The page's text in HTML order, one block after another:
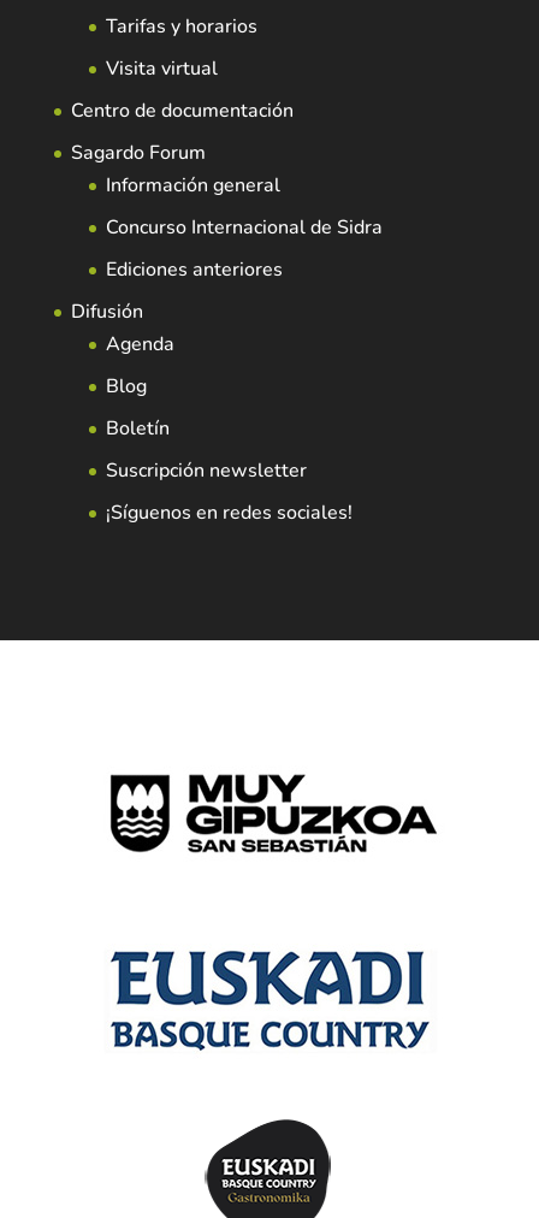
Tarifas y horarios
Visita virtual
Centro de documentación
Sagardo Forum
Información general
Concurso Internacional de Sidra
Ediciones anteriores
Difusión
Agenda
Blog
Boletín
Suscripción newsletter
¡Síguenos en redes sociales!